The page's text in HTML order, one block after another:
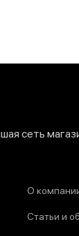
сеть
О
Статьи и